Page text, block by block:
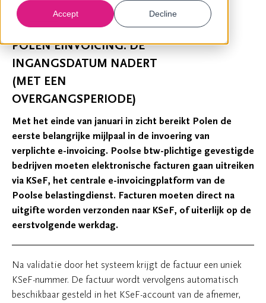
Accept Decline
Nieuws
POLEN EINVOICING: DE
INGANGSDATUM NADERT
(MET EEN
OVERGANGSPERIODE)
Met het einde van januari in zicht bereikt Polen de
eerste belangrijke mijlpaal in de invoering van
verplichte e-invoicing. Poolse btw-plichtige gevestigde
bedrijven moeten elektronische facturen gaan uitreiken
via KSeF, het centrale e-invoicingplatform van de
Poolse belastingdienst. Facturen moeten direct na
uitgifte worden verzonden naar KSeF, of uiterlijk op de
eerstvolgende werkdag.
Na validatie door het systeem krijgt de factuur een uniek
KSeF-nummer. De factuur wordt vervolgens automatisch
beschikbaar gesteld in het KSeF-account van de afnemer,